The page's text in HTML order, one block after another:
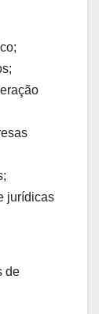
jurídicas
de